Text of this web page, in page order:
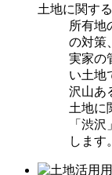
土地に関す
所有地
の対策
実家の
い土地
沢山あ
土地に
「渋
します。